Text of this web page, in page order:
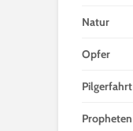
Natur
Opfer
Pilgerfahrt
Propheten